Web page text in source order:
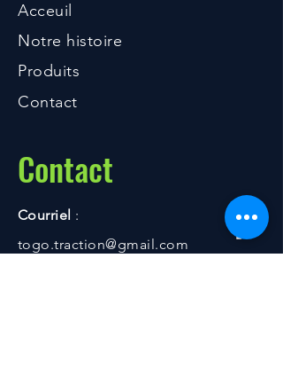
Acceuil
Notre histoire
Produits
Contact
Contact
Courriel :
togo.traction@gmail.com